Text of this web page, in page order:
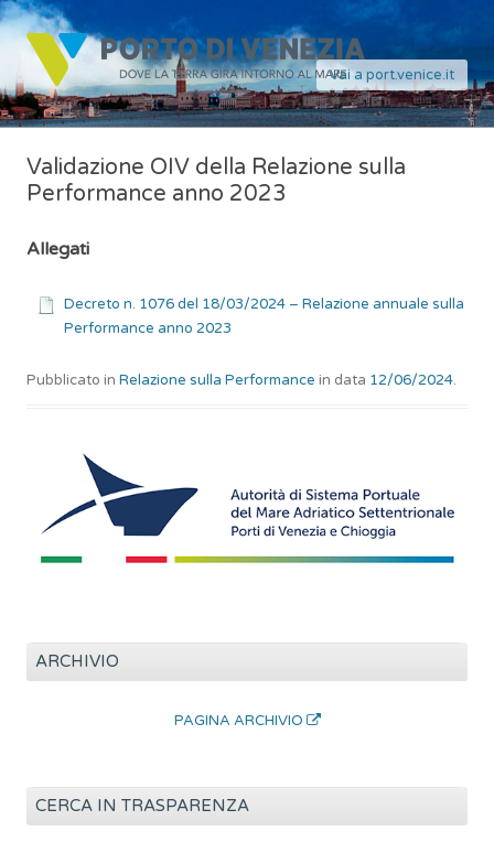
Vai a port.venice.it
Validazione OIV della Relazione sulla
Performance anno 2023
Allegati
Decreto n. 1076 del 18/03/2024 – Relazione annuale sulla
Performance anno 2023
Pubblicato in Relazione sulla Performance in data 12/06/2024.
ARCHIVIO
PAGINA ARCHIVIO
CERCA IN TRASPARENZA